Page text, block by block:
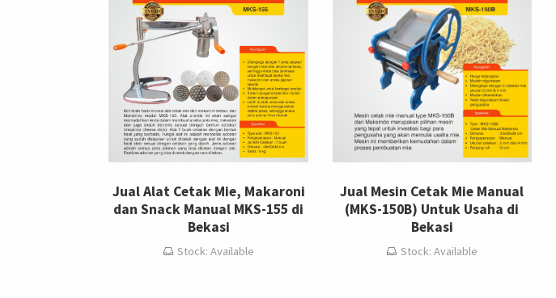
Jual Alat Cetak Mie, Makaroni
dan Snack Manual MKS-155 di
Bekasi
Stock: Available
Jual Mesin Cetak Mie Manual
(MKS-150B) Untuk Usaha di
Bekasi
Stock: Available